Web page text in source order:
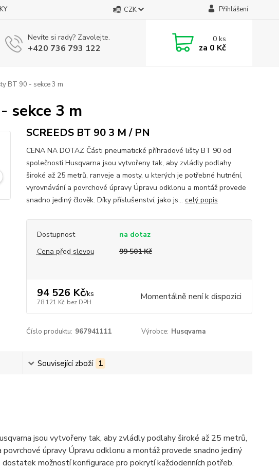
CZK Přihlášení
Nevíte si rady? Zavolejte.
+420 736 793 122
0ks
za 0 Kč
BT 90 - sekce 3 m
sekce 3 m
SCREEDS BT 90 3 M / PN
CENA NA DOTAZ Části pneumatické příhradové lišty BT 90 od
společnosti Husqvarna jsou vytvořeny tak, aby zvládly podlahy
široké až 25 metrů, ranveje a mosty, u kterých je potřebné hutnění,
vyrovnávání a povrchové úpravy Úpravu odklonu a montáž provede
snadno jediný člověk. Díky příslušenství, jako js... celý popis
Dostupnost
na dotaz
Cena před slevou
99 501 Kč
94 526 Kč/ks
78 121 Kč bez DPH Momentálně není k dispozici
Číslo produktu: 967941111 Výrobce: Husqvarna
Související zboží 1
jsou vytvořeny tak, aby zvládly podlahy široké až 25 metrů,
úpravy Úpravu odklonu a montáž provede snadno jediný
možností konfigurace pro pokrytí každodenních potřeb.